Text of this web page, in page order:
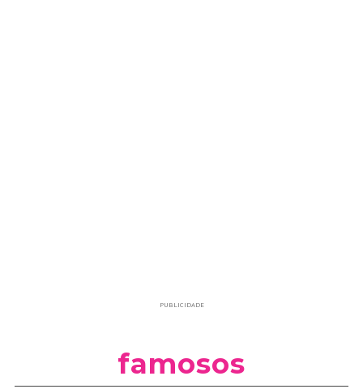
PUBLICIDADE
famosos